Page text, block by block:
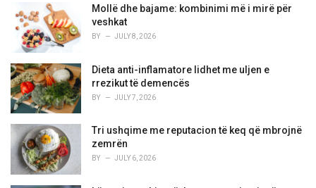
Mollë dhe bajame: kombinimi më i mirë për
veshkat
BY JULY 8, 2026
Dieta anti-inflamatore lidhet me uljen e
rrezikut të demencës
BY JULY 7, 2026
Tri ushqime me reputacion të keq që mbrojnë
zemrën
BY JULY 6, 2026